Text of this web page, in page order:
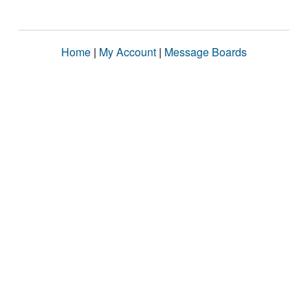
Home | My Account | Message Boards